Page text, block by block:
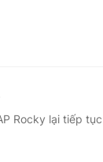
Rocky lại tiếp